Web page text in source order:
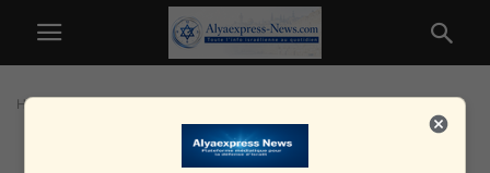
Home